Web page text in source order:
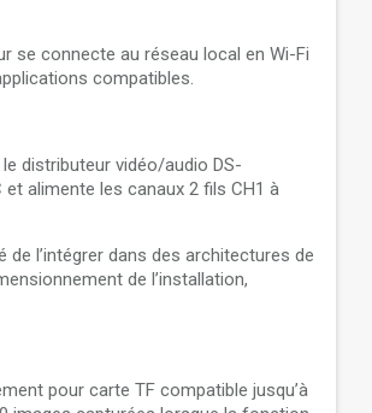
se connecte au réseau local en Wi-Fi
compatibles.
distributeur vidéo/audio DS-
alimente les canaux 2 fils CH1 à
l’intégrer dans des architectures de
de l’installation,
pour carte TF compatible jusqu’à